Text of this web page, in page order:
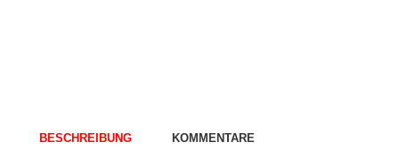
BESCHREIBUNG KOMMENTARE